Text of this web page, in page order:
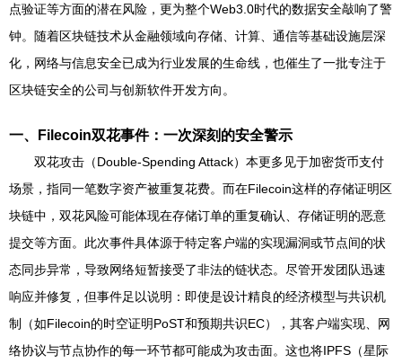
点验证等方面的潜在风险，更为整个Web3.0时代的数据安全敲响了警
钟。随着区块链技术从金融领域向存储、计算、通信等基础设施层深
化，网络与信息安全已成为行业发展的生命线，也催生了一批专注于
区块链安全的公司与创新软件开发方向。
一、Filecoin双花事件：一次深刻的安全警示
双花攻击（Double-Spending Attack）本更多见于加密货币支付
场景，指同一笔数字资产被重复花费。而在Filecoin这样的存储证明区
块链中，双花风险可能体现在存储订单的重复确认、存储证明的恶意
提交等方面。此次事件具体源于特定客户端的实现漏洞或节点间的状
态同步异常，导致网络短暂接受了非法的链状态。尽管开发团队迅速
响应并修复，但事件足以说明：即使是设计精良的经济模型与共识机
制（如Filecoin的时空证明PoST和预期共识EC），其客户端实现、网
络协议与节点协作的每一环节都可能成为攻击面。这也将IPFS（星际